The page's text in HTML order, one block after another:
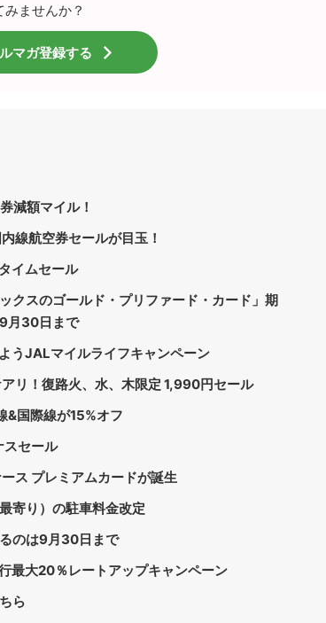
ませんか？
マガ登録する
減額マイル！
線航空券セールが目玉！
イムセール
クスのゴールド・プリファード・カード」期
月30日まで
うJALマイルライフキャンペーン
リ！復路火、水、木限定 1,990円セール
&国際線が15%オフ
スセール
ス プレミアムカードが誕生
寄り）の駐車料金改定
のは9月30日まで
最大20％レートアップキャンペーン
ら